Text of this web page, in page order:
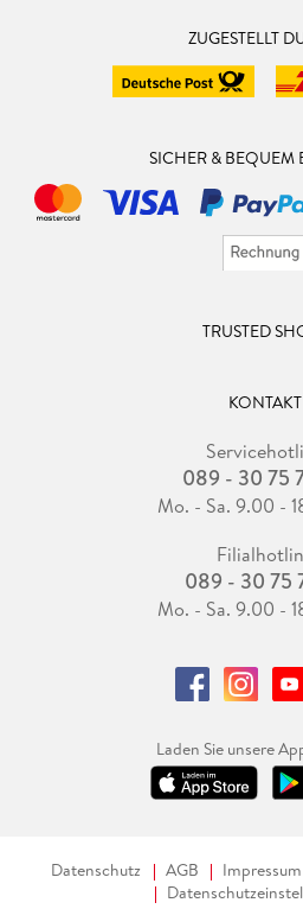
ZUGESTELLT
SICHER & BEQUEM
TRUSTED
KONTAKT
089 - 30 75
Mo. - Sa. 9.00 -
089 - 30 75
Mo. - Sa. 9.00 -
Laden Sie unsere
Datenschutz AGB Impressum